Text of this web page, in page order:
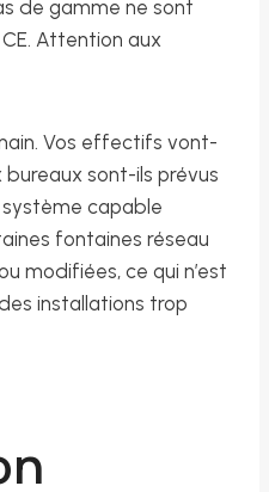
de gamme ne sont
Attention aux
Vos effectifs vont-
bureaux sont-ils prévus
système capable
fontaines réseau
modifiées, ce qui n’est
installations trop